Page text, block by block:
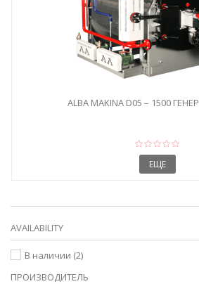
ALBA MAKINA D05 – 1500
ЕЩЕ
AVAILABILITY
В наличии (2)
ПРОИЗВОДИТЕЛЬ